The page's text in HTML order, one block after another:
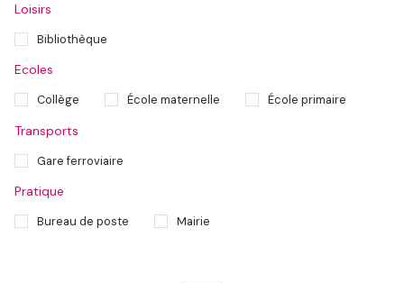
Loisirs
Bibliothèque
Ecoles
Collège École maternelle École primaire
Transports
Gare ferroviaire
Pratique
Bureau de poste Mairie